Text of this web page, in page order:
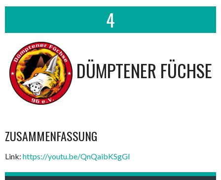
4
DÜMPTENER FÜCHSE
ZUSAMMENFASSUNG
Link: https://youtu.be/QnQaibKSgGI